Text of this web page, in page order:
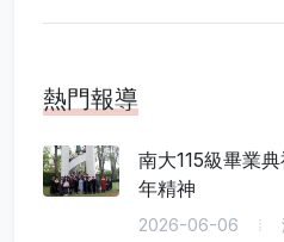
熱門報導
南大115級畢業
年精神
2026-06-06